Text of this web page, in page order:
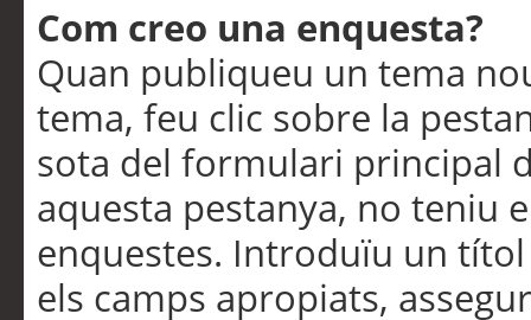
Com creo una enquesta?
Quan publiqueu un tema
tema, feu clic sobre la
sota del formulari principal
aquesta pestanya, no teniu
enquestes. Introduïu un
els camps apropiats,